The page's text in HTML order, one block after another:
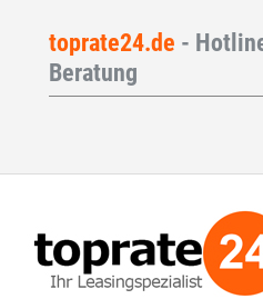
toprate24.de -
Beratung